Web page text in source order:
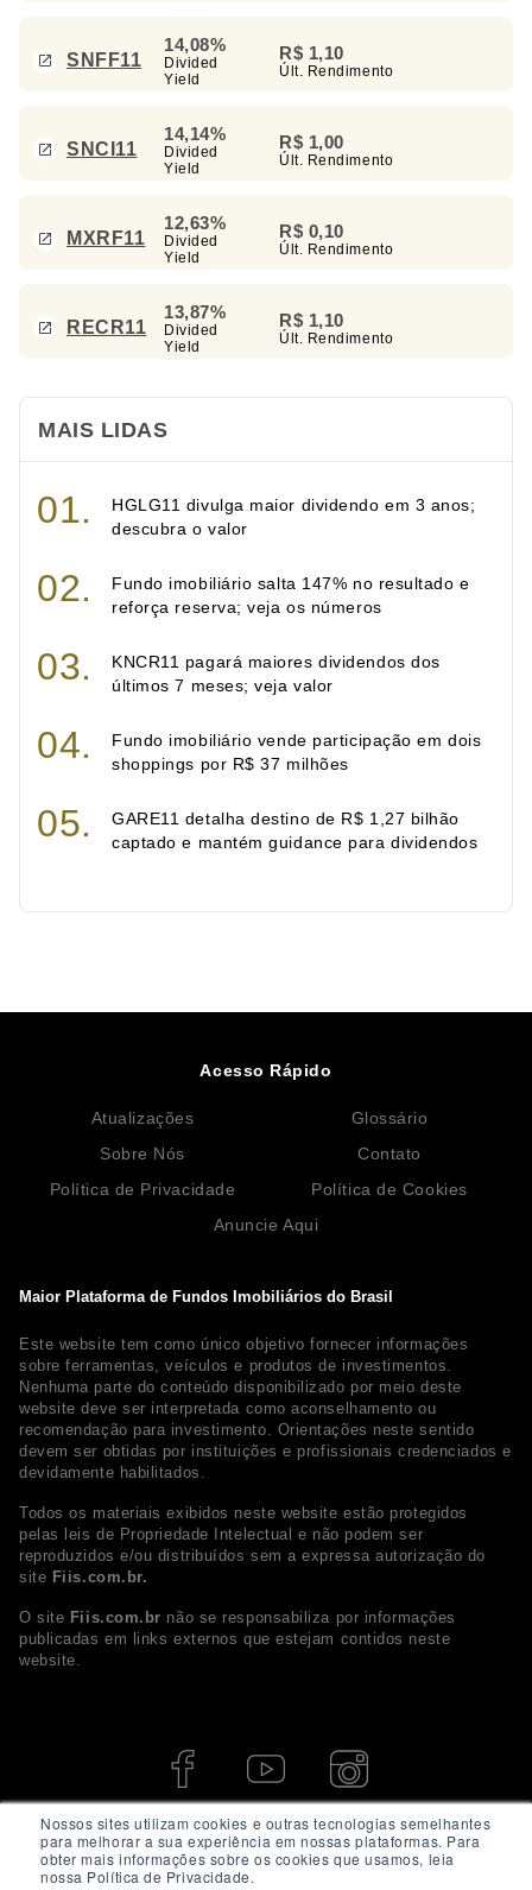
Nossos sites utilizam cookies e outras tecnologias semelhantes
para melhorar a sua experiência em nossas plataformas. Para
obter mais informações sobre os cookies que usamos, leia
nossa Política de Privacidade.
SNFF11
14,08%
Divided
Yield
R$ 1,10
Últ. Rendimento
SNCI11
14,14%
Divided
Yield
R$ 1,00
Últ. Rendimento
MXRF11
12,63%
Divided
Yield
R$ 0,10
Últ. Rendimento
RECR11
13,87%
Divided
Yield
R$ 1,10
Últ. Rendimento
MAIS LIDAS
HGLG11 divulga maior dividendo em 3 anos;
descubra o valor
Fundo imobiliário salta 147% no resultado e
reforça reserva; veja os números
KNCR11 pagará maiores dividendos dos
últimos 7 meses; veja valor
Fundo imobiliário vende participação em dois
shoppings por R$ 37 milhões
GARE11 detalha destino de R$ 1,27 bilhão
captado e mantém guidance para dividendos
Maior Plataforma de Fundos Imobiliários do Brasil
Este website tem como único objetivo fornecer informações
sobre ferramentas, veículos e produtos de investimentos.
Nenhuma parte do conteúdo disponibilizado por meio deste
website deve ser interpretada como aconselhamento ou
recomendação para investimento. Orientações neste sentido
devem ser obtidas por instituições e profissionais credenciados e
devidamente habilitados.
Todos os materiais exibidos neste website estão protegidos
pelas leis de Propriedade Intelectual e não podem ser
reproduzidos e/ou distribuídos sem a expressa autorização do
site Fiis.com.br.
O site Fiis.com.br não se responsabiliza por informações
publicadas em links externos que estejam contidos neste
website.
Acesso Rápido
Atualizações
Glossário
Sobre Nós
Contato
Política de Privacidade
Política de Cookies
Anuncie Aqui